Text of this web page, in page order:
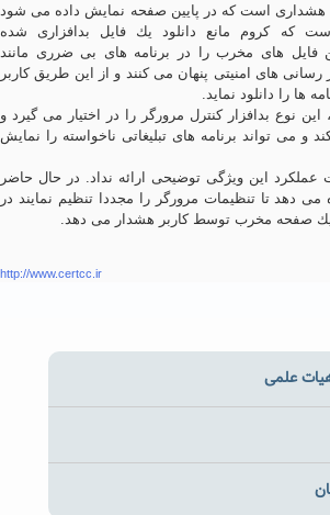
هشداری است كه در پایین صفحه نمایش داده می شود
كه كروم مانع دانلود یك فایل بدافزاری شده
فایل های مخرب را در برنامه های بی ضرری مانند
های امنیتی پنهان می كنند و از این طریق كاربر
ها را دانلود نماید.
نوع بدافزار كنترل مرورگر را در اختیار می گیرد و
می تواند برنامه های تبلیغاتی ناخواسته را نمایش
این ویژگی توضیحی ارائه نداد. در حال حاضر
می دهد تا تنظیمات مرورگر را مجددا تنظیم نمایند در
یك صفحه مخرب توسط كاربر هشدار می دهد.
http://www.certcc.ir
علمی